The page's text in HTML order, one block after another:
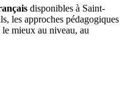
disponibles à Saint-
les approches pédagogiques
mieux au niveau, au